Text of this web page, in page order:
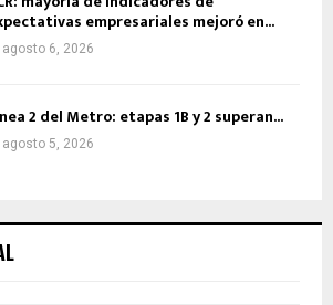
empresariales mejoró en...
agosto 6, 2026
2 del Metro: etapas 1B y 2 superan...
agosto 5, 2026